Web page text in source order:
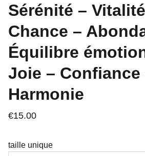
Sérénité –
Chance –
Équilibre
Joie – Confiance
Harmonie
€15.00
taille unique